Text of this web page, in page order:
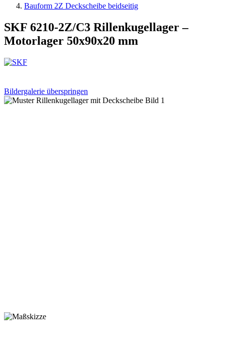
Bauform 2Z Deckscheibe beidseitig
SKF 6210-2Z/C3 Rillenkugellager –
Motorlager 50x90x20 mm
Bildergalerie überspringen